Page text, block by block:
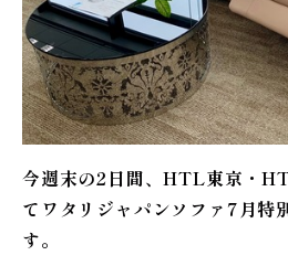
今週末の2日間、HTL東京・
てワタリジャパンソファ7月特
す。